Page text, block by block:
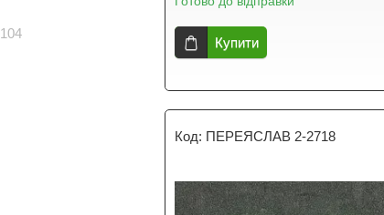
Купити
ПЕРЕЯСЛАВ 2-2718
104